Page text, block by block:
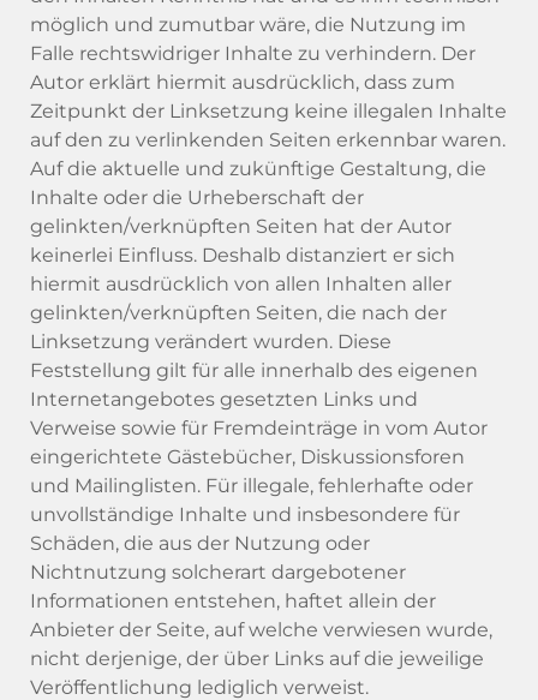
möglich und zumutbar wäre, die Nutzung im
Falle rechtswidriger Inhalte zu verhindern. Der
Autor erklärt hiermit ausdrücklich, dass zum
Zeitpunkt der Linksetzung keine illegalen Inhalte
auf den zu verlinkenden Seiten erkennbar waren.
Auf die aktuelle und zukünftige Gestaltung, die
Inhalte oder die Urheberschaft der
gelinkten/verknüpften Seiten hat der Autor
keinerlei Einfluss. Deshalb distanziert er sich
hiermit ausdrücklich von allen Inhalten aller
gelinkten/verknüpften Seiten, die nach der
Linksetzung verändert wurden. Diese
Feststellung gilt für alle innerhalb des eigenen
Internetangebotes gesetzten Links und
Verweise sowie für Fremdeinträge in vom Autor
eingerichtete Gästebücher, Diskussionsforen
und Mailinglisten. Für illegale, fehlerhafte oder
unvollständige Inhalte und insbesondere für
Schäden, die aus der Nutzung oder
Nichtnutzung solcherart dargebotener
Informationen entstehen, haftet allein der
Anbieter der Seite, auf welche verwiesen wurde,
nicht derjenige, der über Links auf die jeweilige
Veröffentlichung lediglich verweist.